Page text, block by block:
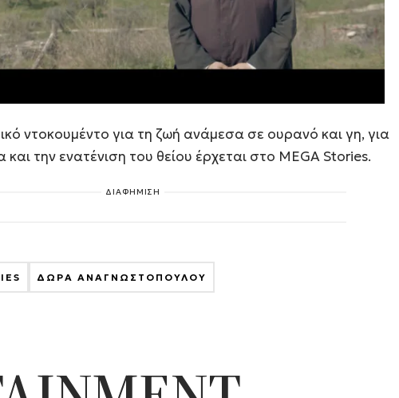
ντοκουμέντο για τη ζωή ανάμεσα σε ουρανό και γη, για
και την ενατένιση του θείου έρχεται στο MEGA Stories.
ΔΙΑΦΗΜΙΣΗ
ΔΩΡΑ ΑΝΑΓΝΩΣΤΟΠΟΥΛΟΥ